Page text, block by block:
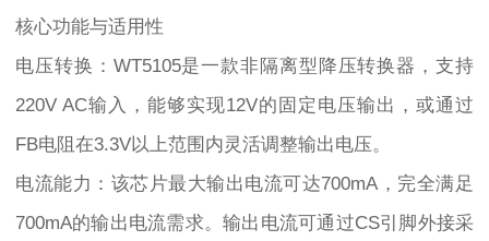
核心功能与适用性
电压转换：WT5105是一款非隔离型降压转换器，支持
220V AC输入，能够实现12V的固定电压输出，或通过
FB电阻在3.3V以上范围内灵活调整输出电压。
电流能力：该芯片最大输出电流可达700mA，完全满足
700mA的输出电流需求。输出电流可通过CS引脚外接采